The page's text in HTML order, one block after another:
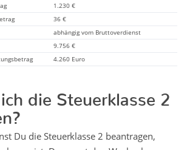
1.230 €
36 €
abhängig vom Bruttoverdienst
9.756 €
4.260 Euro
die Steuerklasse 2
Du die Steuerklasse 2 beantragen,